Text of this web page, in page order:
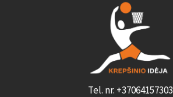
Tel. nr. +37064157303